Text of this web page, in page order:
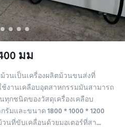
มม
นเป็นเครื่องผลิตม้วนขนส่งที่
งานเคลือบอุตสาหกรรมมันสามารถ
ทุกชนิดของวัสดุเครื่องเคลือบ
มและขนาด 1800 * 1000 * 1200
นที่ขับเคลื่อนด้วยมอเตอร์ที่สา...